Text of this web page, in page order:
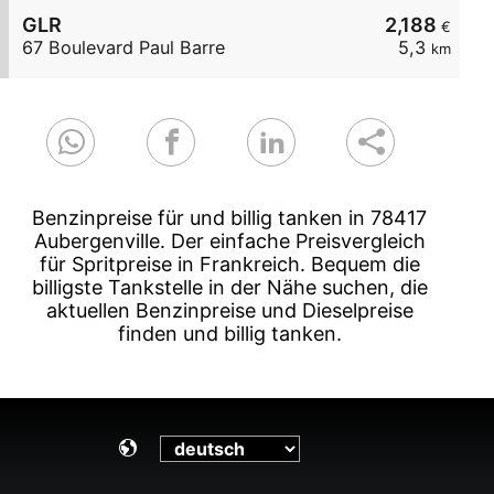
2,188 €
5,3 km
GLR
67 Boulevard Paul Barre
Benzinpreise für und billig tanken in 78417
Aubergenville. Der einfache Preisvergleich
für Spritpreise in Frankreich. Bequem die
billigste Tankstelle in der Nähe suchen, die
aktuellen Benzinpreise und Dieselpreise
finden und billig tanken.